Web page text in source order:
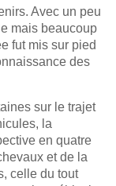
Avec un peu
mais beaucoup
fut mis sur pied
des
sur le trajet
la
en quatre
et de la
celle du tout